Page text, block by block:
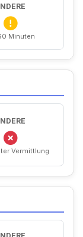
Minuten
Vermittlung